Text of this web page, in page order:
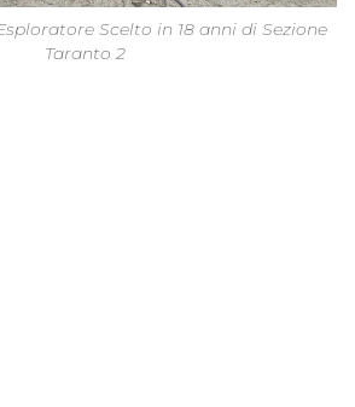
Scelto in 18 anni di Sezione
Taranto 2